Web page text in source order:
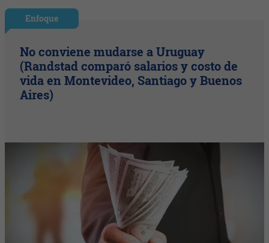
Enfoque
No conviene mudarse a Uruguay
(Randstad comparó salarios y costo de
vida en Montevideo, Santiago y Buenos
Aires)